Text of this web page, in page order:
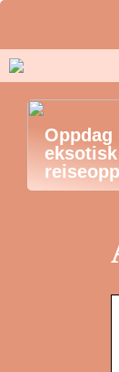
Oppdag
eksotisk